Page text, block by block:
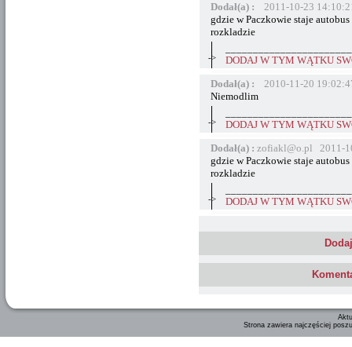
Dodał(a) :
2011-10-23
gdzie w Paczkowie staje
rozkladzie
->
DODAJ W TYM WĄTKU
Dodał(a) :
2010-11-20
Niemodlim
->
DODAJ W TYM WĄTKU
Dodał(a) : zofiakl@o.pl 2011-
gdzie w Paczkowie staje
rozkladzie
->
DODAJ W TYM WĄTKU
Strona zawiera najczęściej